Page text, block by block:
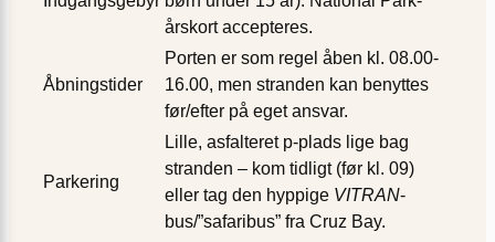
årskort accepteres.
Åbningstider
Porten er som regel åben kl. 08.00-
16.00, men stranden kan benyttes
før/efter på eget ansvar.
Parkering
Lille, asfalteret p-plads lige bag
stranden – kom tidligt (før kl. 09)
eller tag den hyppige VITRAN-
bus/”safaribus” fra Cruz Bay.